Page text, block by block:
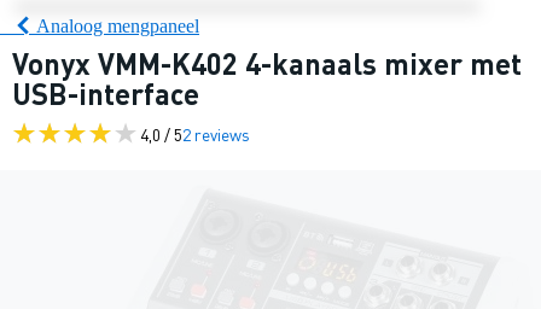
Analoog mengpaneel
Vonyx VMM-K402 4-kanaals mixer met
USB-interface
4,0 / 52 reviews